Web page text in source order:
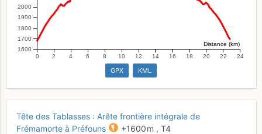
1600
1700
1800
1900
2000
0 2 4 6 8 10 12 14 16 18 20 22 24
Distance (km)
GPX KML
Tête des Tablasses : Arête frontière intégrale de
Frémamorte à Préfouns
+1600 m , T4